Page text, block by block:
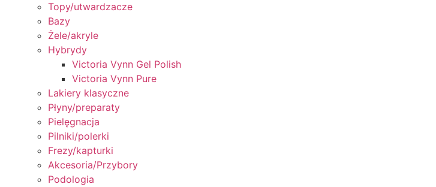
Topy/utwardzacze
Bazy
Żele/akryle
Hybrydy
Victoria Vynn Gel Polish
Victoria Vynn Pure
Lakiery klasyczne
Płyny/preparaty
Pielęgnacja
Pilniki/polerki
Frezy/kapturki
Akcesoria/Przybory
Podologia